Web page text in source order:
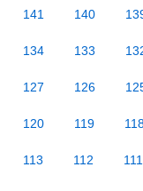
141 140
134 133
127 126
120 119
113 112 111